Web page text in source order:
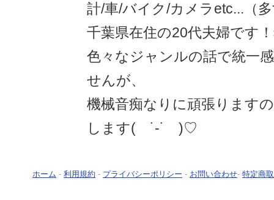
計/車/バイク/カメラetc...（
千葉県在住の20代夫婦です
色々なジャンルの話で統一
せんが、
機械音痴なりに頑張ります
します( ˙-˙ )♡
ホーム - 利用規約 - プライバシーポリシー - お問い合わせ- 特定商